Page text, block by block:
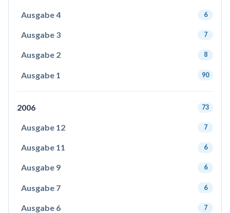
Ausgabe 4 6
Ausgabe 3 7
Ausgabe 2 8
Ausgabe 1 90
2006 73
Ausgabe 12 7
Ausgabe 11 6
Ausgabe 9 6
Ausgabe 7 6
Ausgabe 6 7